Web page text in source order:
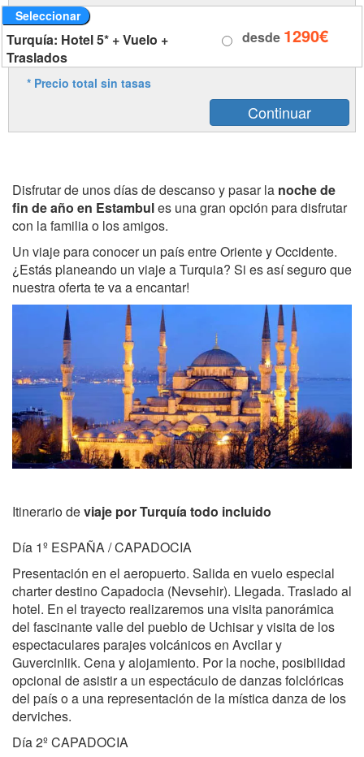
Seleccionar
Turquía: Hotel 5* + Vuelo +
Traslados
desde 1290€
* Precio total sin tasas
Disfrutar de unos días de descanso y pasar la noche de
fin de año en Estambules una gran opción para disfrutar
con la familia o los amigos.
Un viaje para conocer un país entre Oriente y Occidente.
¿Estás planeando un viaje a Turquia? Si es así seguro que
nuestra oferta te va a encantar!
Itinerario deviaje por Turquía todo incluido
Día 1º ESPAÑA / CAPADOCIA
Presentación en el aeropuerto. Salida en vuelo especial
charter destino Capadocia (Nevsehir). Llegada. Traslado al
hotel. En el trayecto realizaremos una visita panorámica
del fascinante valle del pueblo de Uchisar y visita de los
espectaculares parajes volcánicos en Avcilar y
Guvercinlik. Cena y alojamiento. Por la noche, posibilidad
opcional de asistir a un espectáculo de danzas folclóricas
del país o a una representación de la mística danza de los
derviches.
Día 2º CAPADOCIA